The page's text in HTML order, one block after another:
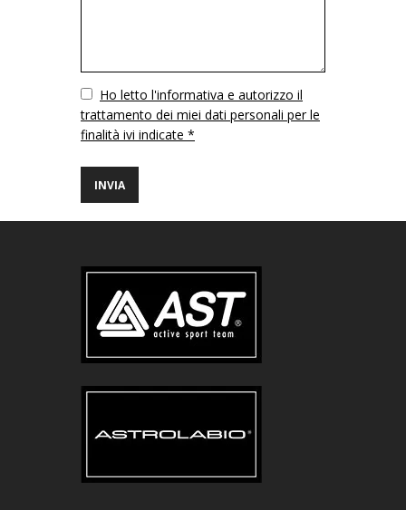
VuotoHo letto l'informativa e autorizzo il
trattamento dei miei dati personali per le
finalità ivi indicate *